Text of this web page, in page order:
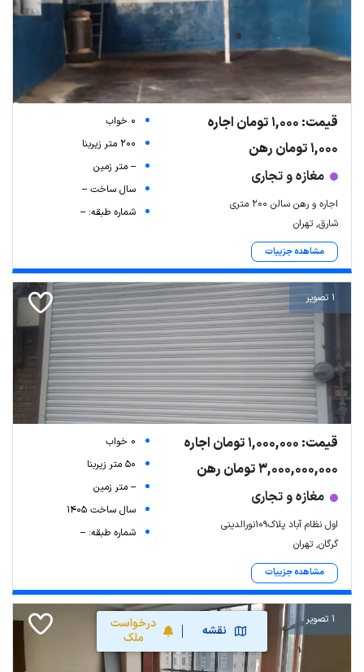
نقشه
درخواست
ملک
قیمت: 1,000 تومان اجاره
1,000 تومان رهن
مغازه و تجاری
اجاره و رهن سالن ۲۰۰ متری
شارق, تهران
مشاهده جزییات
0 خواب
200 متر زیربنا
-- متر زمین
سال ساخت --
شماره طبقه: --
1 تصویر
قیمت: 1,000,000 تومان اجاره
3,000,000,000 تومان رهن
مغازه و تجاری
اول نظام آباد پلاک109نورالدینی
گرگان, تهران
مشاهده جزییات
0 خواب
50 متر زیربنا
-- متر زمین
سال ساخت 1405
شماره طبقه: --
1 تصویر